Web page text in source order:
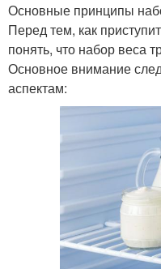
Основные принципы
Перед тем, как
понять, что набор веса
Основное внимание
аспектам: